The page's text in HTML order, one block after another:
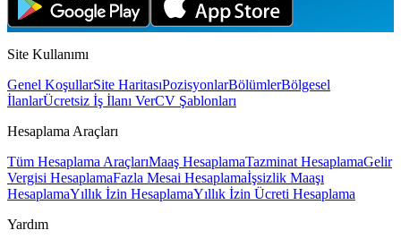
Site Kullanımı
Genel KoşullarSite HaritasıPozisyonlarBölümlerBölgesel
İlanlarÜcretsiz İş İlanı VerCV Şablonları
Hesaplama Araçları
Tüm Hesaplama AraçlarıMaaş HesaplamaTazminat HesaplamaGelir
Vergisi HesaplamaFazla Mesai Hesaplamaİşsizlik Maaşı
HesaplamaYıllık İzin HesaplamaYıllık İzin Ücreti Hesaplama
Yardım